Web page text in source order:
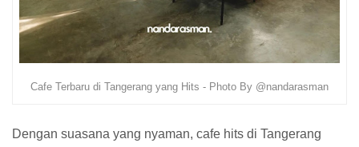
Cafe Terbaru di Tangerang yang Hits - Photo By @nandarasman
Dengan suasana yang nyaman, cafe hits di Tangerang